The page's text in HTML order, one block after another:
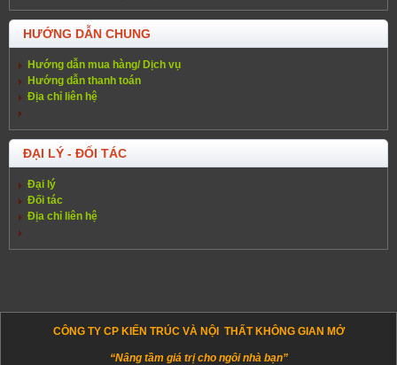
HƯỚNG DẪN CHUNG
Hướng dẫn mua hàng/ Dịch vụ
Hướng dẫn thanh toán
Địa chỉ liên hệ
ĐẠI LÝ - ĐỐI TÁC
Đại lý
Đối tác
Địa chỉ liên hệ
CÔNG TY CP KIẾN TRÚC VÀ NỘI THẤT KHÔNG GIAN MỞ
“Nâng tầm giá trị cho ngôi nhà bạn”